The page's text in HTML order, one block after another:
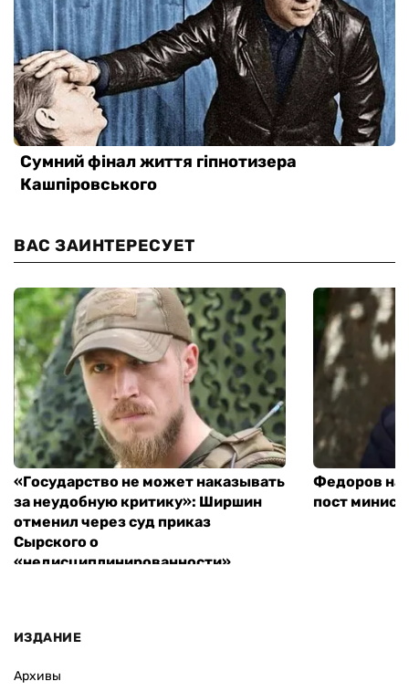
ВАС ЗАИНТЕРЕСУЕТ
«Государство не может наказывать
за неудобную критику»: Ширшин
отменил через суд приказ
Сырского о
«недисциплинированности»
Федоров
пост
ИЗДАНИЕ
Архивы